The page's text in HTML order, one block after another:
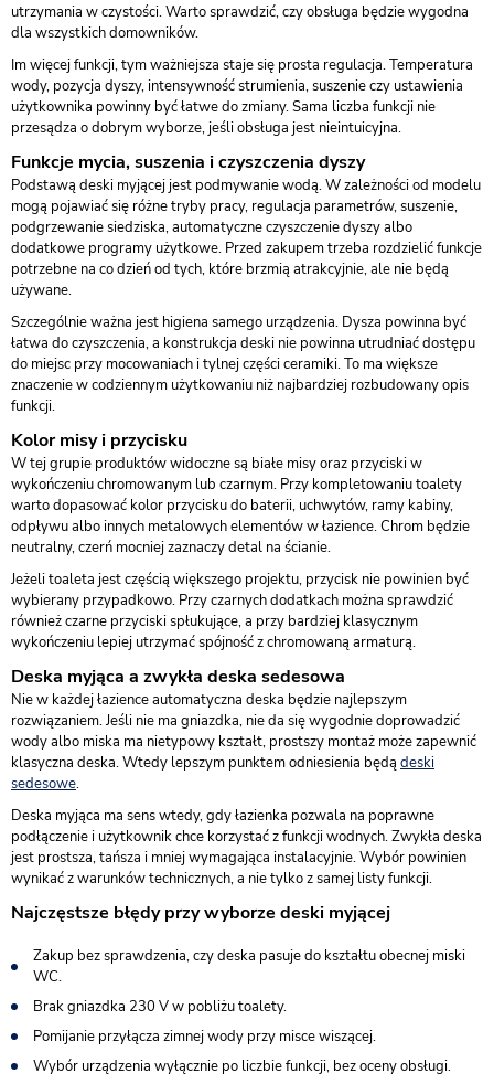
utrzymania w czystości. Warto sprawdzić, czy obsługa będzie wygodna
dla wszystkich domowników.
Im więcej funkcji, tym ważniejsza staje się prosta regulacja. Temperatura
wody, pozycja dyszy, intensywność strumienia, suszenie czy ustawienia
użytkownika powinny być łatwe do zmiany. Sama liczba funkcji nie
przesądza o dobrym wyborze, jeśli obsługa jest nieintuicyjna.
Funkcje mycia, suszenia i czyszczenia dyszy
Podstawą deski myjącej jest podmywanie wodą. W zależności od modelu
mogą pojawiać się różne tryby pracy, regulacja parametrów, suszenie,
podgrzewanie siedziska, automatyczne czyszczenie dyszy albo
dodatkowe programy użytkowe. Przed zakupem trzeba rozdzielić funkcje
potrzebne na co dzień od tych, które brzmią atrakcyjnie, ale nie będą
używane.
Szczególnie ważna jest higiena samego urządzenia. Dysza powinna być
łatwa do czyszczenia, a konstrukcja deski nie powinna utrudniać dostępu
do miejsc przy mocowaniach i tylnej części ceramiki. To ma większe
znaczenie w codziennym użytkowaniu niż najbardziej rozbudowany opis
funkcji.
Kolor misy i przycisku
W tej grupie produktów widoczne są białe misy oraz przyciski w
wykończeniu chromowanym lub czarnym. Przy kompletowaniu toalety
warto dopasować kolor przycisku do baterii, uchwytów, ramy kabiny,
odpływu albo innych metalowych elementów w łazience. Chrom będzie
neutralny, czerń mocniej zaznaczy detal na ścianie.
Jeżeli toaleta jest częścią większego projektu, przycisk nie powinien być
wybierany przypadkowo. Przy czarnych dodatkach można sprawdzić
również czarne przyciski spłukujące, a przy bardziej klasycznym
wykończeniu lepiej utrzymać spójność z chromowaną armaturą.
Deska myjąca a zwykła deska sedesowa
Nie w każdej łazience automatyczna deska będzie najlepszym
rozwiązaniem. Jeśli nie ma gniazdka, nie da się wygodnie doprowadzić
wody albo miska ma nietypowy kształt, prostszy montaż może zapewnić
klasyczna deska. Wtedy lepszym punktem odniesienia będą deski
sedesowe.
Deska myjąca ma sens wtedy, gdy łazienka pozwala na poprawne
podłączenie i użytkownik chce korzystać z funkcji wodnych. Zwykła deska
jest prostsza, tańsza i mniej wymagająca instalacyjnie. Wybór powinien
wynikać z warunków technicznych, a nie tylko z samej listy funkcji.
Najczęstsze błędy przy wyborze deski myjącej
Zakup bez sprawdzenia, czy deska pasuje do kształtu obecnej miski
WC.
Brak gniazdka 230 V w pobliżu toalety.
Pomijanie przyłącza zimnej wody przy misce wiszącej.
Wybór urządzenia wyłącznie po liczbie funkcji, bez oceny obsługi.